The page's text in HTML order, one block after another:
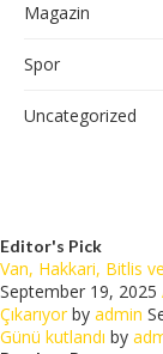
Magazin
Spor
Uncategorized
Editor's Pick
Van, Hakkari, Bitlis
September 19, 2025
Çıkarıyorby admin
Günü kutlandı by